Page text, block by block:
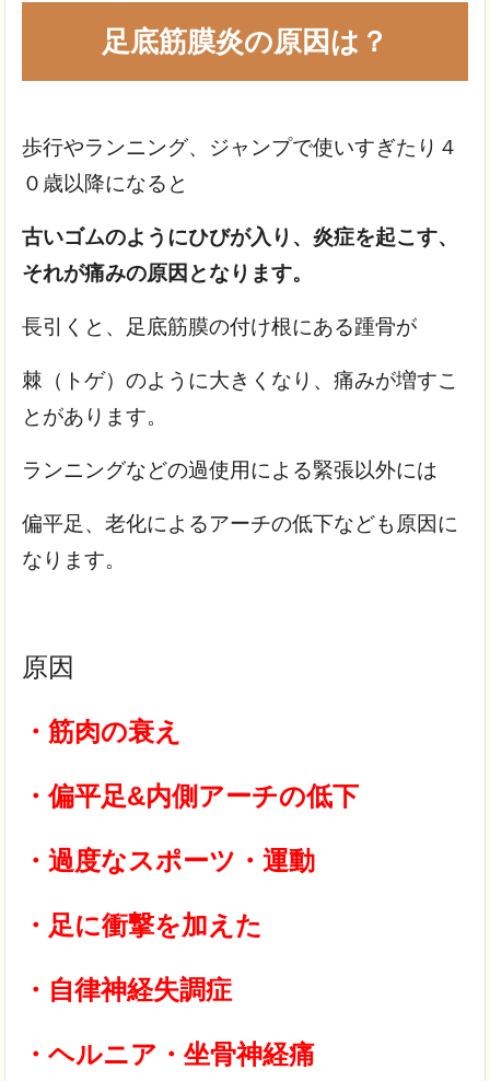
足底筋膜炎の原因は？
歩行やランニング、ジャンプで使いすぎたり４
０歳以降になると
古いゴムのようにひびが入り、炎症を起こす、
それが痛みの原因となります。
長引くと、足底筋膜の付け根にある踵骨が
棘（トゲ）のように大きくなり、痛みが増すこ
とがあります。
ランニングなどの過使用による緊張以外には
偏平足、老化によるアーチの低下なども原因に
なります。
原因
・筋肉の衰え
・偏平足&内側アーチの低下
・過度なスポーツ・運動
・足に衝撃を加えた
・自律神経失調症
・ヘルニア・坐骨神経痛